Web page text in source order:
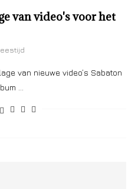
van video's voor het
van nieuwe video’s Sabaton
…